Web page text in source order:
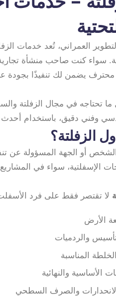
العمراني، تُعد خدمات
سواء كنت صاحب منشأة
محترف يضمن لك تنفيذًا بجودة
تحتاجه في مجال الزفلتة
وفني دقيق، باستخدام أحدث
الزفلتة؟
أو الجهة المسؤولة عن
الإسفلتية، سواء في
لا تقتصر فقط على فرد
الأرض
والردميات
المناسبة
الأساسية والنهائية
الانحدارات والصرف السطحي